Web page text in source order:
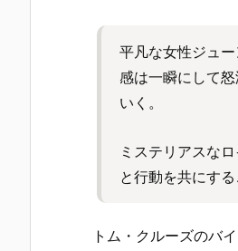
平凡な女性ジュ
感は一瞬にして
いく。
ミステリアスな
と行動を共にす
トム・クルーズのバ